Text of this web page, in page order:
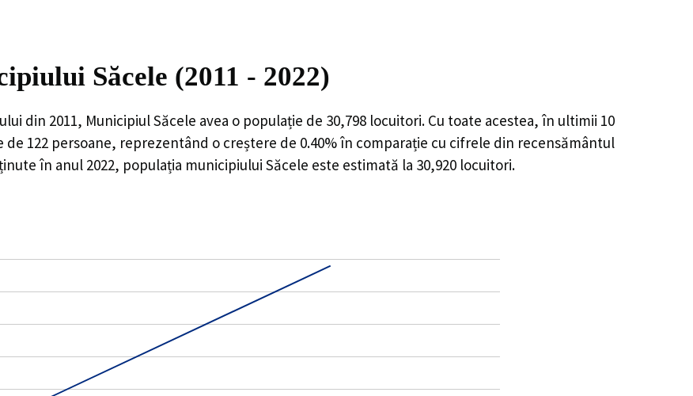
Săcele (2011 - 2022)
din 2011, Municipiul Săcele avea o populație de 30,798 locuitori. Cu toate acestea, în ultimii 10
de 122 persoane, reprezentând o creștere de 0.40%în comparație cu cifrele din recensământul
în anul 2022, populația municipiului Săcele este estimată la 30,920 locuitori.